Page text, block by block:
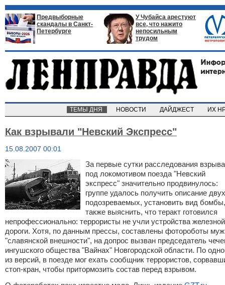
Предвыборные
скандалы в Санкт-
Петербурге
У Чубайса арестуют
все, что нажито
непосильным
трудом
ТЕМЫ ДНЯ НОВОСТИ ДАЙДЖЕСТ ИХ
Как взрывали "Невский Экспресс"
15.08.2007 00:01
За первые сутки расследования взрыва
под локомотивом поезда "Невский
экспресс" значительно продвинулось:
группе удалось получить описание двух
подозреваемых, установить вид
также выяснить, что теракт готовился
непрофессионально: террористы не учли устройства железной
дороги. Хотя, по данным прессы, составлены фотороботы
"славянской внешности", на допрос вызван председатель
ингушского общества "Вайнах" Новгородской области. По
из версий, в поезде мог ехать сообщник террористов,
стоп-кран, чтобы притормозить состав перед взрывом.